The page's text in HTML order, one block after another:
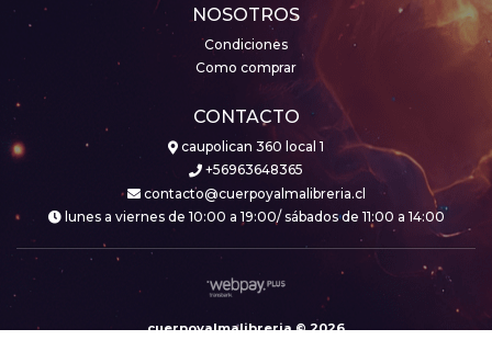
NOSOTROS
Condiciones
Como comprar
CONTACTO
caupolican 360 local 1
+56963648365
contacto@cuerpoyalmalibreria.cl
lunes a viernes de 10:00 a 19:00/ sábados de 11:00 a 14:00
cuerpoyalmalibreria © 2026